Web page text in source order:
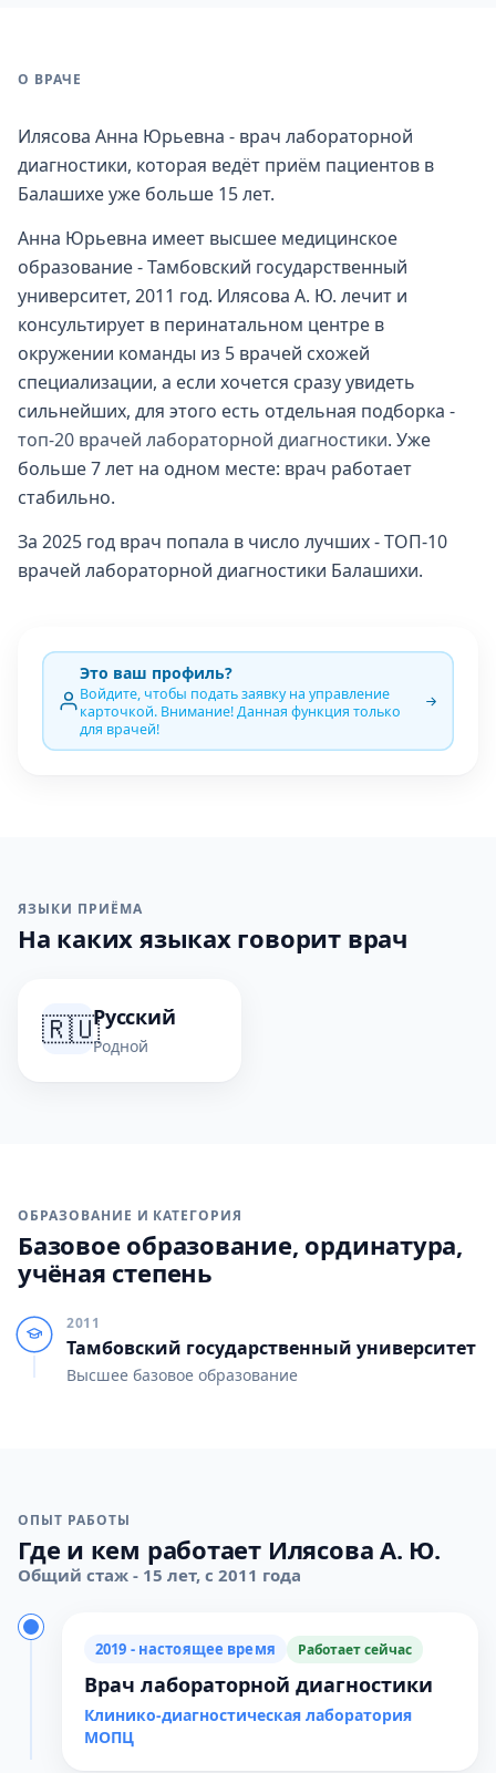
О ВРАЧЕ
Илясова Анна Юрьевна - врач лабораторной
диагностики, которая ведёт приём пациентов в
Балашихе уже больше 15 лет.
Анна Юрьевна имеет высшее медицинское
образование - Тамбовский государственный
университет, 2011 год. Илясова А. Ю. лечит и
консультирует в перинатальном центре в
окружении команды из 5 врачей схожей
специализации, а если хочется сразу увидеть
сильнейших, для этого есть отдельная подборка -
топ-20 врачей лабораторной диагностики. Уже
больше 7 лет на одном месте: врач работает
стабильно.
За 2025 год врач попала в число лучших - ТОП-10
врачей лабораторной диагностики Балашихи.
Это ваш профиль?
Войдите, чтобы подать заявку на управление
карточкой. Внимание! Данная функция только
для врачей!
ЯЗЫКИ ПРИЁМА
На каких языках говорит врач
🇷🇺Русский
Родной
ОБРАЗОВАНИЕ И КАТЕГОРИЯ
Базовое образование, ординатура,
учёная степень
2011
Тамбовский государственный университет
Высшее базовое образование
ОПЫТ РАБОТЫ
Где и кем работает Илясова А. Ю.
Общий стаж - 15 лет, с 2011 года
2019 - настоящее время Работает сейчас
Врач лабораторной диагностики
Клинико-диагностическая лаборатория
МОПЦ